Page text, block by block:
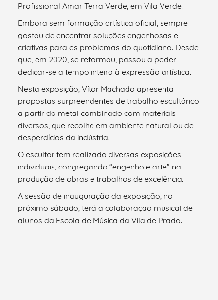
Profissional Amar Terra Verde, em Vila Verde.
Embora sem formação artística oficial, sempre
gostou de encontrar soluções engenhosas e
criativas para os problemas do quotidiano. Desde
que, em 2020, se reformou, passou a poder
dedicar-se a tempo inteiro à expressão artística.
Nesta exposição, Vítor Machado apresenta
propostas surpreendentes de trabalho escultórico
a partir do metal combinado com materiais
diversos, que recolhe em ambiente natural ou de
desperdícios da indústria.
O escultor tem realizado diversas exposições
individuais, congregando “engenho e arte” na
produção de obras e trabalhos de excelência.
A sessão de inauguração da exposição, no
próximo sábado, terá a colaboração musical de
alunos da Escola de Música da Vila de Prado.